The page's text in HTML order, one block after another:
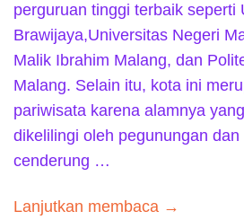
perguruan tinggi terbaik seperti
Brawijaya,Universitas Negeri
Malik Ibrahim Malang, dan
Malang. Selain itu, kota ini
pariwisata karena alamnya
dikelilingi oleh pegunungan
cenderung …
Lanjutkan membaca →